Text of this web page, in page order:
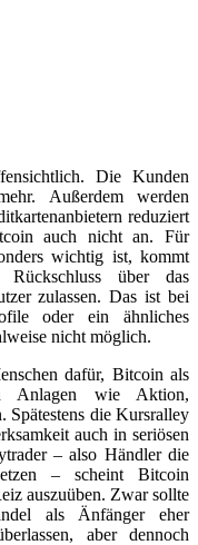
Die Kunden
Außerdem werden
reduziert
auch nicht an. Für
wichtig ist, kommt
Rückschluss über das
zulassen. Das ist bei
oder ein ähnliches
nicht möglich.
dafür, Bitcoin als
Anlagen wie Aktion,
Spätestens die Kursralley
auch in seriösen
– also Händler die
– scheint Bitcoin
auszuüben. Zwar sollte
als Änfänger eher
aber dennoch